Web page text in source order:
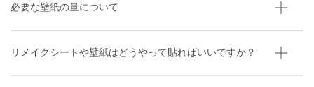
必要な壁紙の量について
リメイクシートや壁紙はどうやって貼ればいいですか？